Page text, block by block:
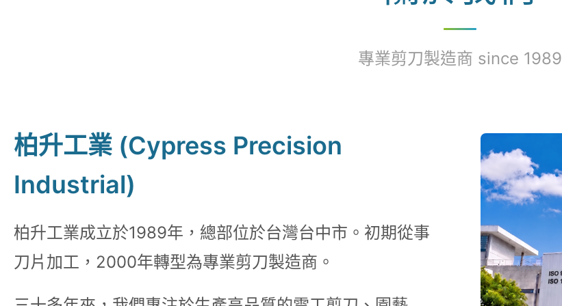
專業剪刀製造商 since 1989
柏升工業 (Cypress Precision
Industrial)
柏升工業成立於1989年，總部位於台灣台中市。初期從事
刀片加工，2000年轉型為專業剪刀製造商。